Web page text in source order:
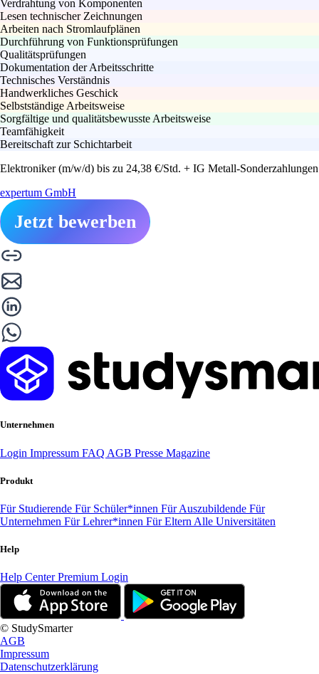
Verdrahtung von Komponenten
Lesen technischer Zeichnungen
Arbeiten nach Stromlaufplänen
Durchführung von Funktionsprüfungen
Qualitätsprüfungen
Dokumentation der Arbeitsschritte
Technisches Verständnis
Handwerkliches Geschick
Selbstständige Arbeitsweise
Sorgfältige und qualitätsbewusste Arbeitsweise
Teamfähigkeit
Bereitschaft zur Schichtarbeit
Elektroniker (m/w/d) bis zu 24,38 €/Std. + IG Metall-Sonderzahlungen
expertum GmbH
Jetzt bewerben
Unternehmen
Login Impressum FAQ AGB Presse Magazine
Produkt
Für Studierende Für Schüler*innen Für Auszubildende Für
Unternehmen Für Lehrer*innen Für Eltern Alle Universitäten
Help
Help CenterPremium Login
© StudySmarter
AGB
Impressum
Datenschutzerklärung